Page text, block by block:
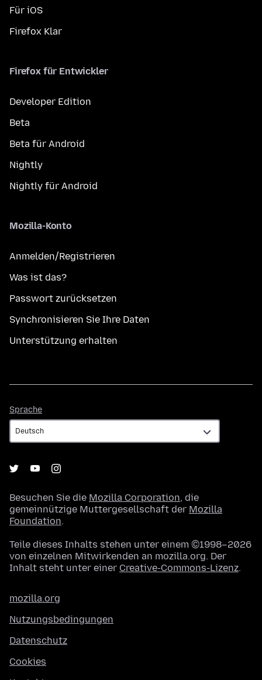
Für iOS
Firefox Klar
Firefox für Entwickler
Developer Edition
Beta
Beta für Android
Nightly
Nightly für Android
Mozilla-Konto
Anmelden/Registrieren
Was ist das?
Passwort zurücksetzen
Synchronisieren Sie Ihre Daten
Unterstützung erhalten
Sprache
Besuchen Sie die Mozilla Corporation, die
gemeinnützige Muttergesellschaft der Mozilla
Foundation.
Teile dieses Inhalts stehen unter einem ©1998–2026
von einzelnen Mitwirkenden an mozilla.org. Der
Inhalt steht unter einer Creative-Commons-Lizenz.
mozilla.org
Nutzungsbedingungen
Datenschutz
Cookies